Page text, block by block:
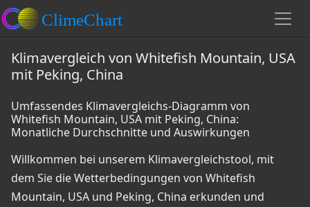
Klimavergleich von Whitefish Mountain, USA
mit Peking, China
Umfassendes Klimavergleichs-Diagramm von
Whitefish Mountain, USA mit Peking, China:
Monatliche Durchschnitte und Auswirkungen
Willkommen bei unserem Klimavergleichstool, mit
dem Sie die Wetterbedingungen von Whitefish
Mountain, USA und Peking, China erkunden und